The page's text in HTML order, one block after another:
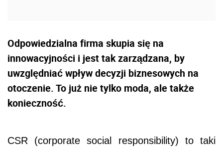
Odpowiedzialna firma skupia się na
innowacyjności i jest tak zarządzana, by
uwzględniać wpływ decyzji biznesowych na
otoczenie. To już nie tylko moda, ale także
konieczność.
CSR (corporate social responsibility) to taki